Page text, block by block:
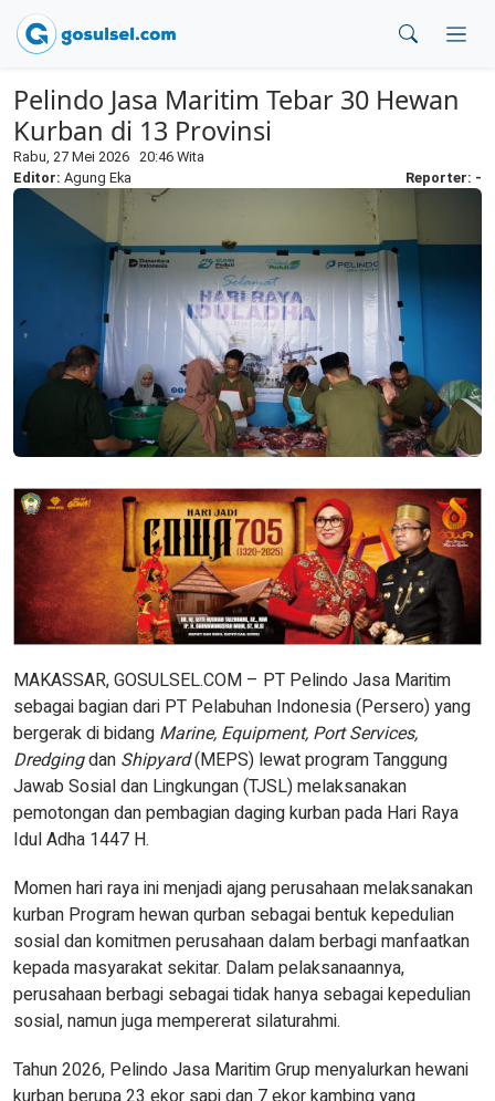
Pelindo Jasa Maritim Tebar 30 Hewan
Kurban di 13 Provinsi
Rabu, 27 Mei 2026 20:46 Wita
Editor: Agung Eka Reporter: -
MAKASSAR, GOSULSEL.COM – PT Pelindo Jasa Maritim
sebagai bagian dari PT Pelabuhan Indonesia (Persero) yang
bergerak di bidang Marine, Equipment, Port Services,
Dredgingdan Shipyard(MEPS) lewat program Tanggung
Jawab Sosial dan Lingkungan (TJSL) melaksanakan
pemotongan dan pembagian daging kurban pada Hari Raya
Idul Adha 1447 H.
Momen hari raya ini menjadi ajang perusahaan melaksanakan
kurban Program hewan qurban sebagai bentuk kepedulian
sosial dan komitmen perusahaan dalam berbagi manfaatkan
kepada masyarakat sekitar. Dalam pelaksanaannya,
perusahaan berbagi sebagai tidak hanya sebagai kepedulian
sosial, namun juga mempererat silaturahmi.
Tahun 2026, Pelindo Jasa Maritim Grup menyalurkan hewani